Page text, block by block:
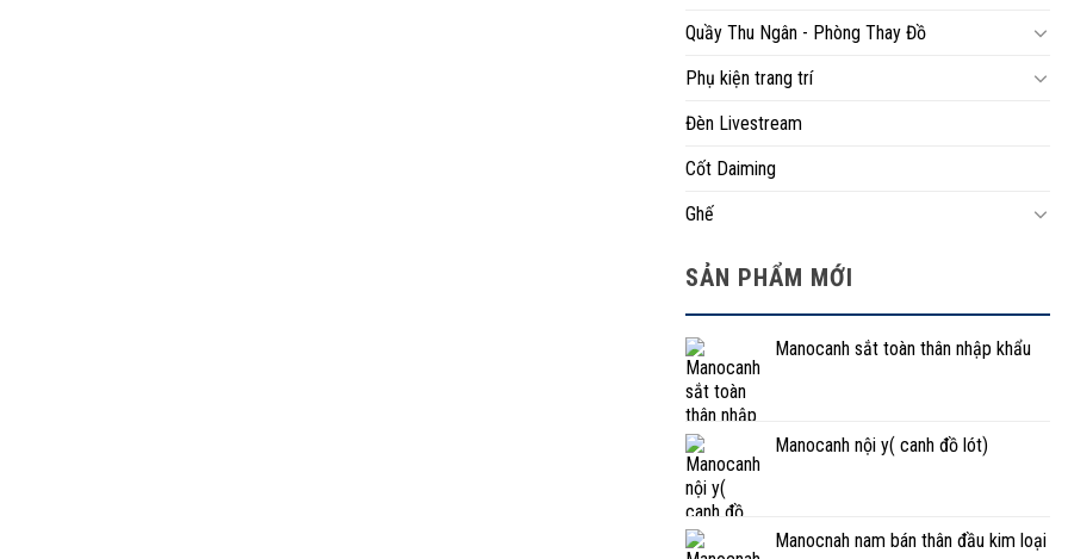
Quầy Thu Ngân - Phòng Thay Đồ
Phụ kiện trang trí
Đèn Livestream
Cốt Daiming
Ghế
SẢN PHẨM MỚI
Manocanh sắt toàn thân nhập khẩu
Manocanh nội y( canh đồ lót)
Manocnah nam bán thân đầu kim loại